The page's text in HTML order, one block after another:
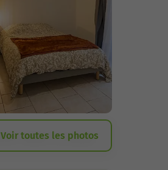
Voir toutes les photos